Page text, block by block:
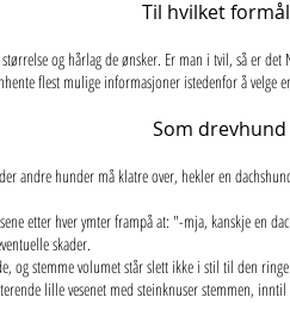
Til hvilket
og hårlag de ønsker. Er man i tvil, så er
flest mulige informasjoner istedenfor å velge
Som drevhund
andre hunder må klatre over, hekler en
etter hver ymter frampå at: "-mja, kanskje en
skader.
og stemme volumet står slett ikke i stil til den
lille vesenet med steinknuser stemmen,